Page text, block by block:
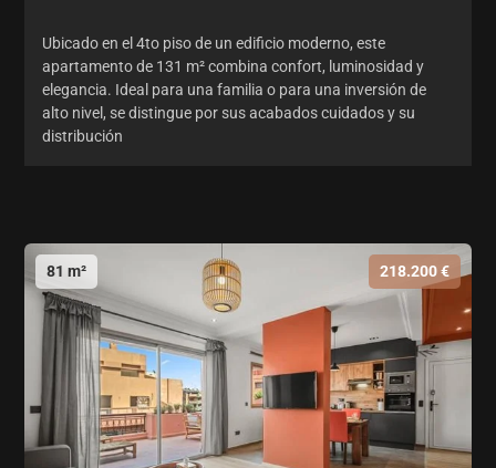
Ubicado en el 4to piso de un edificio moderno, este
apartamento de 131 m² combina confort, luminosidad y
elegancia. Ideal para una familia o para una inversión de
alto nivel, se distingue por sus acabados cuidados y su
distribución
81 m² 218.200 €